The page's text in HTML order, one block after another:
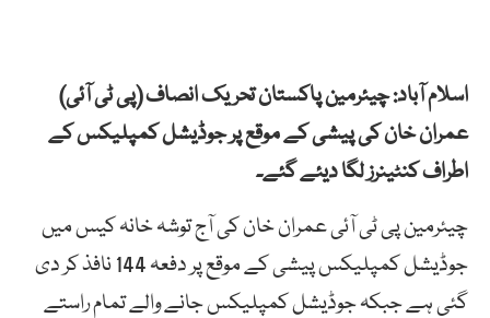
اسلام آباد: چیئرمین پاکستان تحریک انصاف (پی ٹی آئی)
عمران خان کی پیشی کے موقع پر جوڈیشل کمپلیکس کے
اطراف کنٹینرز لگا دیئے گئے۔
چیئرمین پی ٹی آئی عمران خان کی آج توشہ خانہ کیس میں
جوڈیشل کمپلیکس پیشی کے موقع پر دفعہ 144 نافذ کر دی
گئی ہے جبکہ جوڈیشل کمپلیکس جانے والے تمام راستے